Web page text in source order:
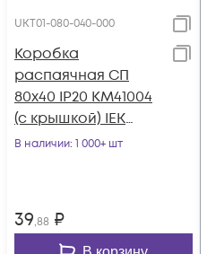
UKT01-080-040-000
Коробка
распаячная СП
80х40 IP20 КМ41004
(с крышкой) IEK
UKT01-080-040-000
В наличии: 1 000+ шт
39,88 ₽